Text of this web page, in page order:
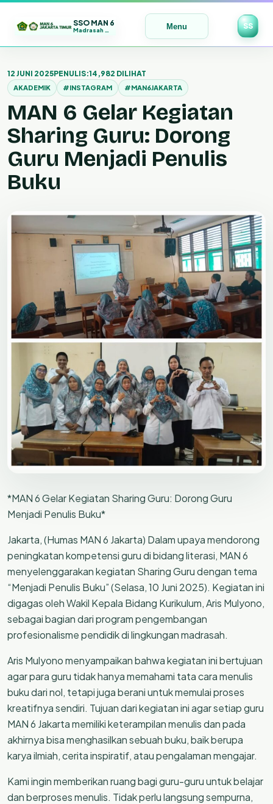
SSO MAN 6
Madrasah Maju | Bermutu | Mendunia Menu SS
ke
konten
12 JUNI 2025PENULIS:14,982 DILIHAT
AKADEMIK #INSTAGRAM #MAN6JAKARTA
MAN 6 Gelar Kegiatan
Sharing Guru: Dorong
Guru Menjadi Penulis
Buku
*MAN 6 Gelar Kegiatan Sharing Guru: Dorong Guru
Menjadi Penulis Buku*
Jakarta, (Humas MAN 6 Jakarta) Dalam upaya mendorong
peningkatan kompetensi guru di bidang literasi, MAN 6
menyelenggarakan kegiatan Sharing Guru dengan tema
“Menjadi Penulis Buku” (Selasa, 10 Juni 2025). Kegiatan ini
digagas oleh Wakil Kepala Bidang Kurikulum, Aris Mulyono,
sebagai bagian dari program pengembangan
profesionalisme pendidik di lingkungan madrasah.
Aris Mulyono menyampaikan bahwa kegiatan ini bertujuan
agar para guru tidak hanya memahami tata cara menulis
buku dari nol, tetapi juga berani untuk memulai proses
kreatifnya sendiri. Tujuan dari kegiatan ini agar setiap guru
MAN 6 Jakarta memiliki keterampilan menulis dan pada
akhirnya bisa menghasilkan sebuah buku, baik berupa
karya ilmiah, cerita inspiratif, atau pengalaman mengajar.
Kami ingin memberikan ruang bagi guru-guru untuk belajar
dan berproses menulis. Tidak perlu langsung sempurna,